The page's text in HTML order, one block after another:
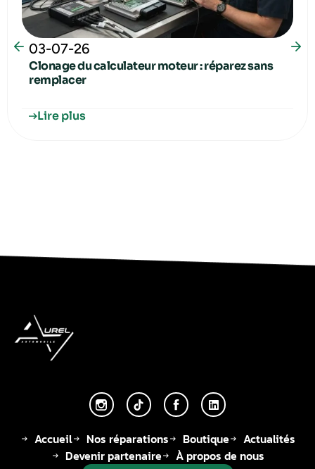
03-07-26
Clonage du calculateur moteur : réparez sans
remplacer
Lire plus
Accueil Nos réparations Boutique
Actualités
Devenir partenaire
À propos de nous